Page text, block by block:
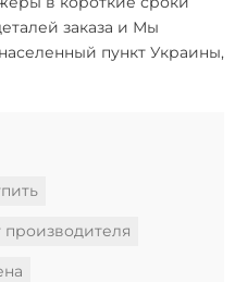
заказа и Мы
пункт Украины,
производителя